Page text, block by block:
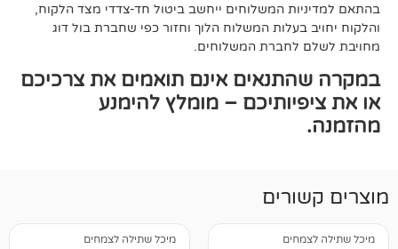
המשלוחים ייחשב ביטול חד-צדדי מצד הלקוח,
המשלוח הלוך וחזור כפי שחברת בול דוג
המשלוחים.
אינם תואמים את צרכיכם
– מומלץ להימנע